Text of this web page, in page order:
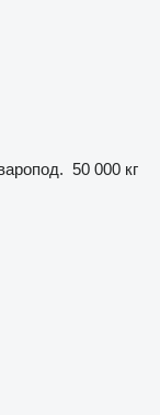
50 000 кг